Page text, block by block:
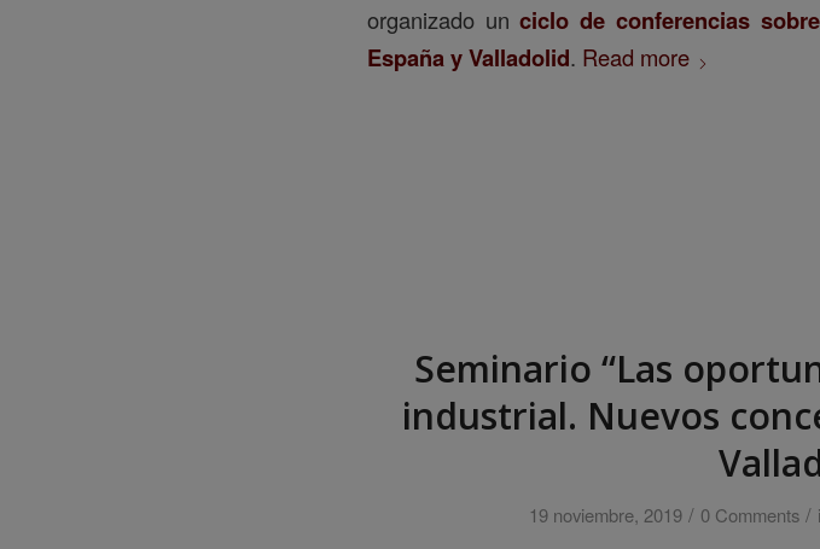
organizado unciclo de conferencias
España y Valladolid. Read more
Seminario “Las
industrial. Nuevos
19 noviembre, 2019 / 0 Comments /